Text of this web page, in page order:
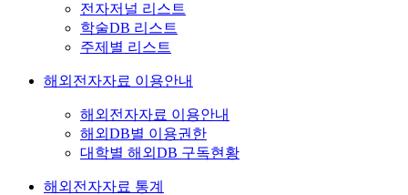
전자저널 리스트
학술DB 리스트
주제별 리스트
해외전자자료 이용안내
해외전자자료 이용안내
해외DB별 이용권한
대학별 해외DB 구독현황
해외전자자료 통계